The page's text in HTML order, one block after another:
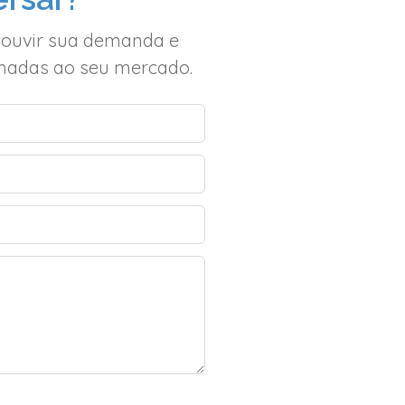
sua demanda e
ao seu mercado.